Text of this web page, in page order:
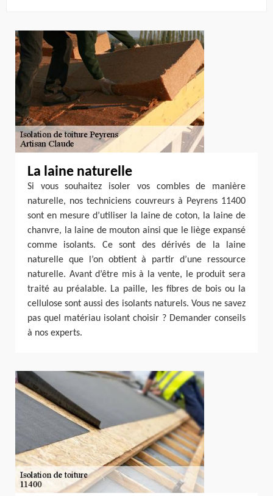
La laine naturelle
Si vous souhaitez isoler vos combles de manière
naturelle, nos techniciens couvreurs à Peyrens 11400
sont en mesure d’utiliser la laine de coton, la laine de
chanvre, la laine de mouton ainsi que le liège expansé
comme isolants. Ce sont des dérivés de la laine
naturelle que l’on obtient à partir d’une ressource
naturelle. Avant d’être mis à la vente, le produit sera
traité au préalable. La paille, les fibres de bois ou la
cellulose sont aussi des isolants naturels. Vous ne savez
pas quel matériau isolant choisir ? Demander conseils
à nos experts.